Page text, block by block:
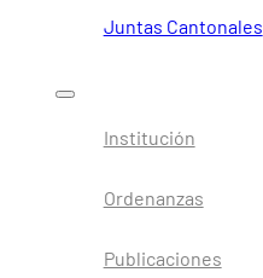
Juntas Cantonales
Institución
Ordenanzas
Publicaciones